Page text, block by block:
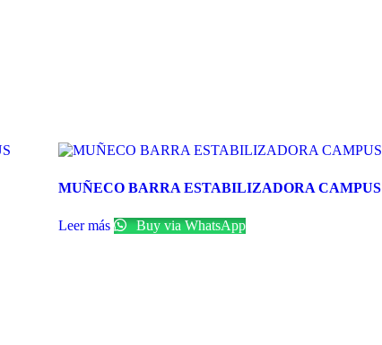
MUÑECO BARRA ESTABILIZADORA CAMPUS
Leer más Buy via WhatsApp